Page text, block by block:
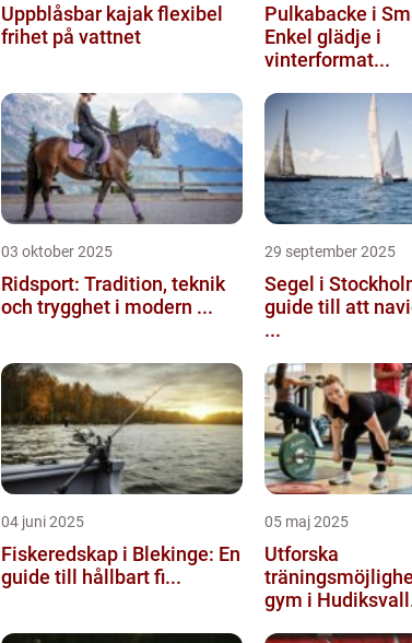
Uppblåsbar kajak flexibel
frihet på vattnet
Pulkabacke i
Enkel glädje i
vinterformat...
03 oktober 2025
Ridsport: Tradition, teknik
och trygghet i modern ...
29 september 2025
Segel i
guide till att
...
04 juni 2025
Fiskeredskap i Blekinge: En
guide till hållbart fi...
05 maj 2025
Utforska
gym i